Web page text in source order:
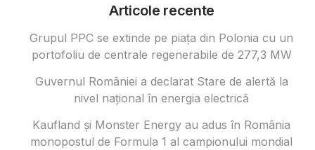
Articole recente
Grupul PPC se extinde pe piața din Polonia cu un
portofoliu de centrale regenerabile de 277,3 MW
Guvernul României a declarat Stare de alertă la
nivel național în energia electrică
Kaufland și Monster Energy au adus în România
monopostul de Formula 1 al campionului mondial